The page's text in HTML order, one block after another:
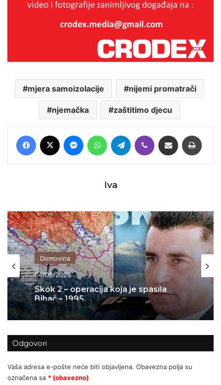
mjera samoizolacije nijemi promatrači
njemačka zaštitimo djecu
Facebook MessengerWhatsAppTelegram Viber Podijeli putem E-maila
Iva
Domovina
04/06/2026
Skok 2 – operacija koja je spasila
Bihać – 1995.
Odgovori
Vaša adresa e-pošte neće biti objavljena. Obavezna polja su
označena sa * (obavezno)